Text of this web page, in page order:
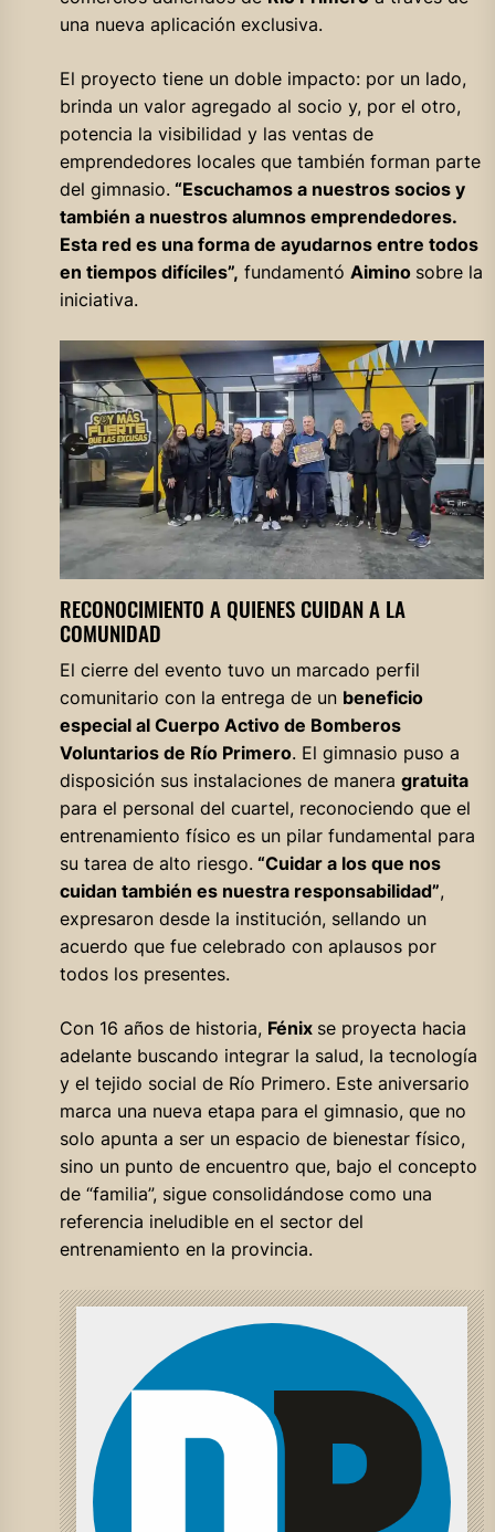
una nueva aplicación exclusiva.
El proyecto tiene un doble impacto: por un lado,
brinda un valor agregado al socio y, por el otro,
potencia la visibilidad y las ventas de
emprendedores locales que también forman parte
del gimnasio. “Escuchamos a nuestros socios y
también a nuestros alumnos emprendedores.
Esta red es una forma de ayudarnos entre todos
en tiempos difíciles”, fundamentó Aimino sobre la
iniciativa.
RECONOCIMIENTO A QUIENES CUIDAN A LA
COMUNIDAD
El cierre del evento tuvo un marcado perfil
comunitario con la entrega de un beneficio
especial al Cuerpo Activo de Bomberos
Voluntarios de Río Primero. El gimnasio puso a
disposición sus instalaciones de manera gratuita
para el personal del cuartel, reconociendo que el
entrenamiento físico es un pilar fundamental para
su tarea de alto riesgo. “Cuidar a los que nos
cuidan también es nuestra responsabilidad”,
expresaron desde la institución, sellando un
acuerdo que fue celebrado con aplausos por
todos los presentes.
Con 16 años de historia, Fénix se proyecta hacia
adelante buscando integrar la salud, la tecnología
y el tejido social de Río Primero. Este aniversario
marca una nueva etapa para el gimnasio, que no
solo apunta a ser un espacio de bienestar físico,
sino un punto de encuentro que, bajo el concepto
de “familia”, sigue consolidándose como una
referencia ineludible en el sector del
entrenamiento en la provincia.